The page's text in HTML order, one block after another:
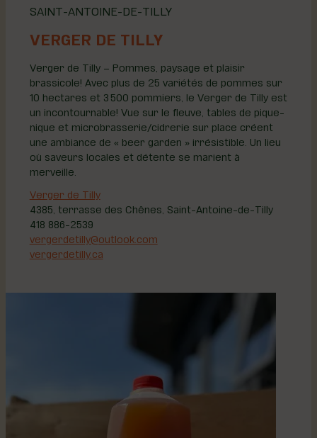
SAINT-ANTOINE-DE-TILLY
VERGER DE TILLY
Verger de Tilly – Pommes, paysage et plaisir
brassicole! Avec plus de 25 variétés de pommes sur
10 hectares et 3 500 pommiers, le Verger de Tilly est
un incontournable! Vue sur le fleuve, tables de pique-
nique et microbrasserie/cidrerie sur place créent
une ambiance de « beer garden » irrésistible. Un lieu
où saveurs locales et détente se marient à
merveille.
Verger de Tilly
4385, terrasse des Chênes, Saint-Antoine-de-Tilly
418 886-2539
vergerdetilly@outlook.com
vergerdetilly.ca